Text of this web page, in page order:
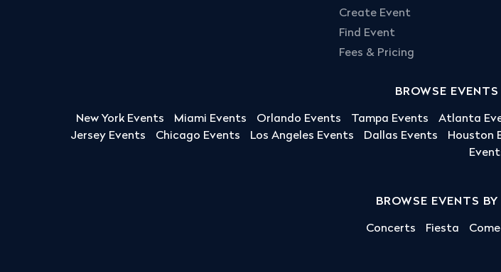
Create Event
Find Event
Fees & Pricing
BROWSE
New York Events Miami Events Orlando Events Tampa Events Atlanta
Jersey Events
Chicago Events Los Angeles Events Dallas Events Houston
BROWSE EVENTS
Concerts Fiesta